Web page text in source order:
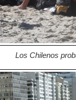
Los Chilenos